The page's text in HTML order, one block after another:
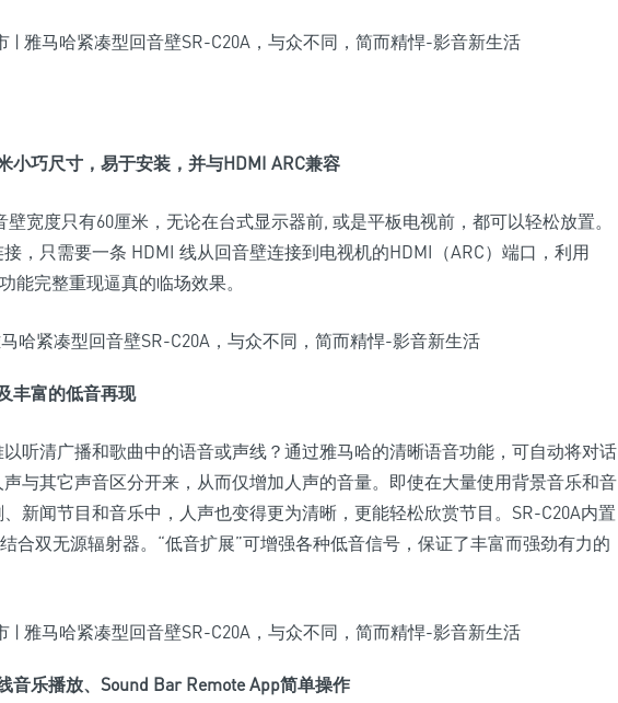
小巧尺寸，易于安装，并与HDMI ARC兼容
壁宽度只有60厘米，无论在台式显示器前, 或是平板电视前，都可以轻松放置。
，只需要一条 HDMI 线从回音壁连接到电视机的HDMI（ARC）端口，利用
能完整重现逼真的临场效果。
丰富的低音再现
听清广播和歌曲中的语音或声线？通过雅马哈的清晰语音功能，可自动将对话
与其它声音区分开来，从而仅增加人声的音量。即使在大量使用背景音乐和音
新闻节目和音乐中，人声也变得更为清晰，更能轻松欣赏节目。SR-C20A内置
合双无源辐射器。“低音扩展”可增强各种低音信号，保证了丰富而强劲有力的
音乐播放、Sound Bar Remote App简单操作